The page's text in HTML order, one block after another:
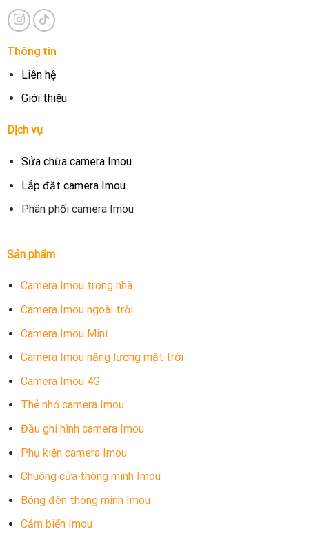
Thông tin
Liên hệ
Giới thiệu
Dịch vụ
Sửa chữa camera Imou
Lắp đặt camera Imou
Phân phối camera Imou
Sản phẩm
Camera Imou trong nhà
Camera Imou ngoài trời
Camera Imou Mini
Camera Imou năng lượng mặt trời
Camera Imou 4G
Thẻ nhớ camera Imou
Đầu ghi hình camera Imou
Phụ kiện camera Imou
Chuông cửa thông minh Imou
Bóng đèn thông minh Imou
Cảm biến Imou